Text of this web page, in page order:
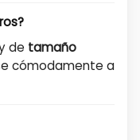
de tamaño
cómodamente a